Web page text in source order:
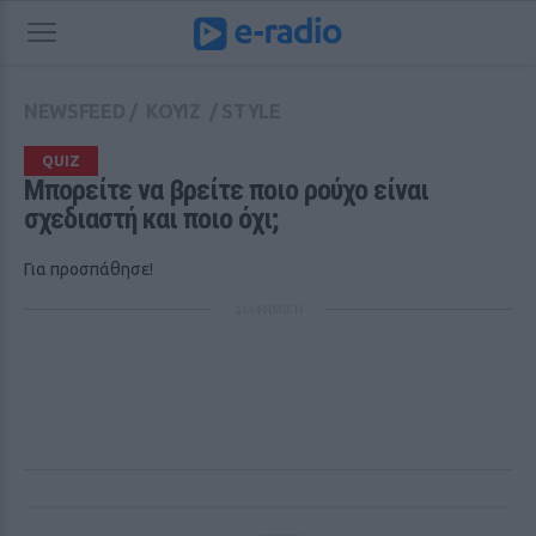
QUIZ
Μπορείτε να βρείτε ποιο ρούχο είναι
σχεδιαστή και ποιο όχι;
Για προσπάθησε!